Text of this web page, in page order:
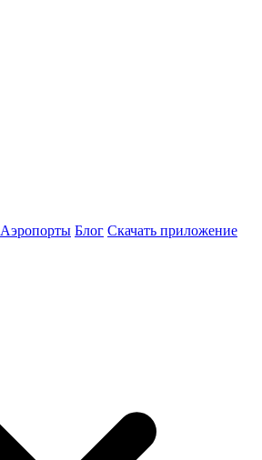
Аэропорты Блог Скачать приложение